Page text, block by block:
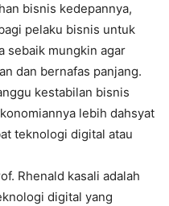
bisnis kedepannya,
pelaku bisnis untuk
sebaik mungkin agar
dan bernafas panjang.
kestabilan bisnis
lebih dahsyat
teknologi digital atau
Rhenald kasali adalah
digital yang